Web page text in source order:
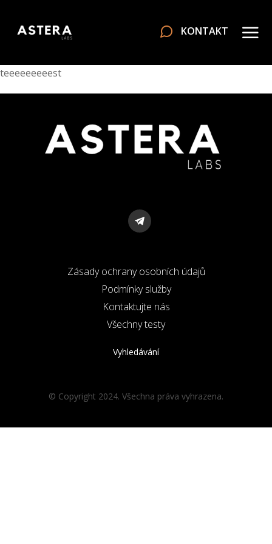
KONTAKT
teeeeeeeeest
Zásady ochrany osobních údajů
Podmínky služby
Kontaktujte nás
Všechny testy
Vyhledávání
© Copyright 2024. Všechna práva vyhrazena.